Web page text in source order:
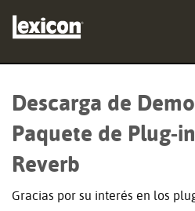
dónde comprar
Casos de estudio
Descarga de
Paquete de Plug-
Reverb
Gracias por su interés en los